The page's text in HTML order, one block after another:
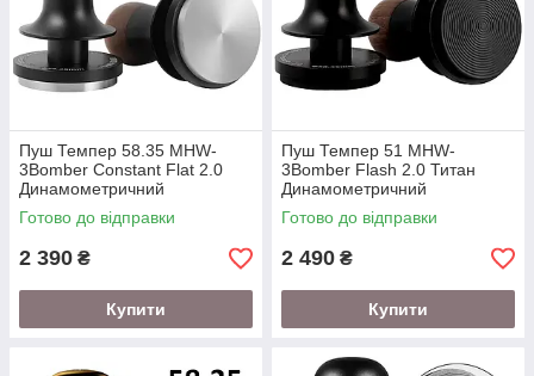
Пуш Темпер 58.35 MHW-
3Bomber Constant Flat 2.0
Динамометричний
Готово до відправки
2 390 ₴
Купити
Пуш Темпер 51 MHW-
3Bomber Flash 2.0 Титан
Динамометричний
Готово до відправки
2 490 ₴
Купити